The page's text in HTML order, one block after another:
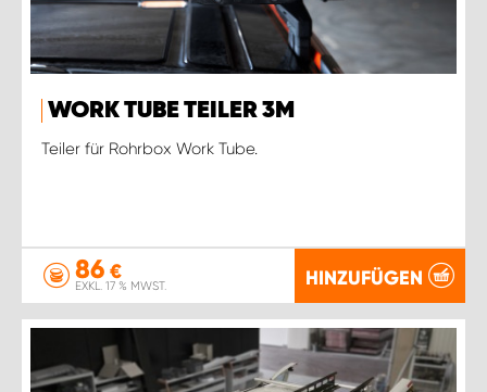
WORK TUBE TEILER 3M
Teiler für Rohrbox Work Tube.
86 €
EXKL. 17 % MWST. HINZUFÜGEN